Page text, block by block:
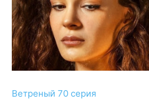
Ветреный 70 серия